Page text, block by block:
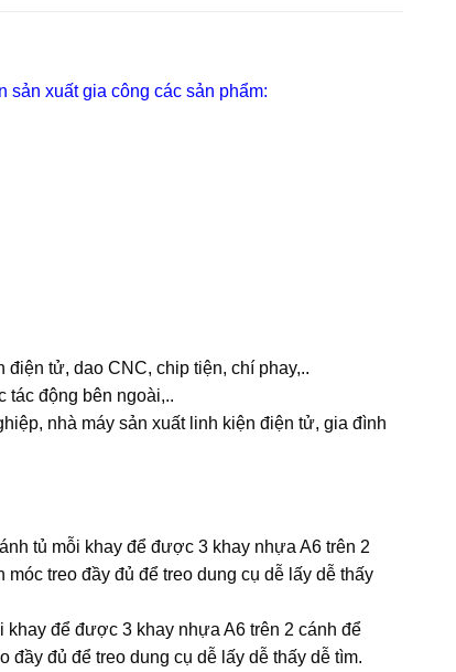
sản xuất gia công các sản phẩm:
tử, dao CNC, chip tiện, chí phay,..
động bên ngoài,..
nhà máy sản xuất linh kiện điện tử, gia đình
tủ mỗi khay để được 3 khay nhựa A6 trên 2
treo đầy đủ để treo dung cụ dễ lấy dễ thấy
để được 3 khay nhựa A6 trên 2 cánh để
đầy đủ để treo dung cụ dễ lấy dễ thấy dễ tìm.